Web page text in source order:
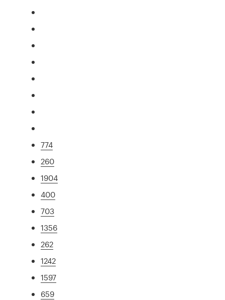
774
260
1904
400
703
1356
262
1242
1597
659